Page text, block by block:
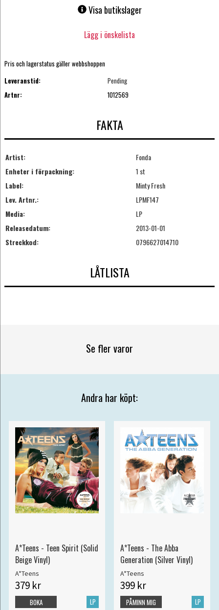
Visa butikslager
Lägg i önskelista
Pris och lagerstatus gäller webbshoppen
Leveranstid:
Pending
Artnr:
1012569
FAKTA
Artist:
Fonda
Enheter i förpackning:
1 st
Label:
Minty Fresh
Lev. Artnr.:
LPMF147
Media:
LP
Releasedatum:
2013-01-01
Streckkod:
0796627014710
LÅTLISTA
Se fler varor
Andra har köpt:
A*Teens - Teen Spirit (Solid
Beige Vinyl)
A*Teens
379 kr
LP
BOKA
A*Teens - The Abba
Generation (Silver Vinyl)
A*Teens
399 kr
LP
PÅMINN MIG